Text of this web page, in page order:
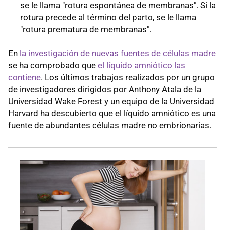
se le llama "rotura espontánea de membranas". Si la
rotura precede al término del parto, se le llama
"rotura prematura de membranas".
En la investigación de nuevas fuentes de células madre
se ha comprobado que el líquido amniótico las
contiene. Los últimos trabajos realizados por un grupo
de investigadores dirigidos por Anthony Atala de la
Universidad Wake Forest y un equipo de la Universidad
Harvard ha descubierto que el líquido amniótico es una
fuente de abundantes células madre no embrionarias.